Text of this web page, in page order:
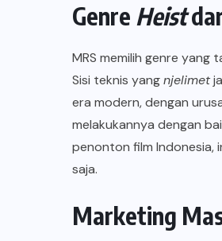
Genre Heist
MRS memilih genre yang
Sisi teknis yangnjelimet
era modern, dengan
melakukannya dengan
penonton film Indonesia,
saja.
Marketing